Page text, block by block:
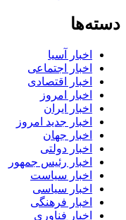
دسته‌ها
اخبار آسیا
اخبار اجتماعی
اخبار اقتصادی
اخبار امروز
اخبار ایران
اخبار جدید امروز
اخبار جهان
اخبار دولتی
اخبار رئیس جمهور
اخبار سیاست
اخبار سیاسی
اخبار فرهنگی
اخبار فناوری